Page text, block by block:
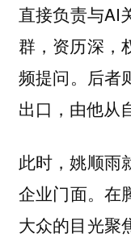
直接负责与AI
群，资历深，
频提问。后者
出口，由他从
此时，姚顺雨
企业门面。在
大众的目光聚